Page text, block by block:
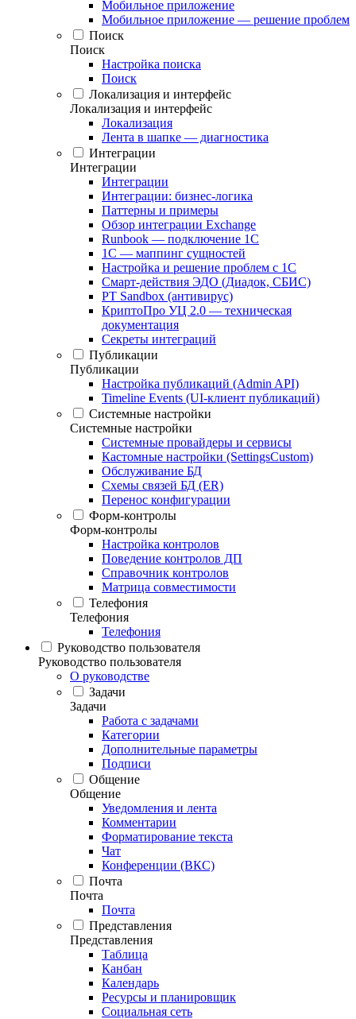
Мобильное приложение
Мобильное приложение — решение проблем
Поиск
Поиск
Настройка поиска
Поиск
Локализация и интерфейс
Локализация и интерфейс
Локализация
Лента в шапке — диагностика
Интеграции
Интеграции
Интеграции
Интеграции: бизнес-логика
Паттерны и примеры
Обзор интеграции Exchange
Runbook — подключение 1С
1С — маппинг сущностей
Настройка и решение проблем с 1С
Смарт-действия ЭДО (Диадок, СБИС)
PT Sandbox (антивирус)
КриптоПро УЦ 2.0 — техническая
документация
Секреты интеграций
Публикации
Публикации
Настройка публикаций (Admin API)
Timeline Events (UI-клиент публикаций)
Системные настройки
Системные настройки
Системные провайдеры и сервисы
Кастомные настройки (SettingsCustom)
Обслуживание БД
Схемы связей БД (ER)
Перенос конфигурации
Форм-контролы
Форм-контролы
Настройка контролов
Поведение контролов ДП
Справочник контролов
Матрица совместимости
Телефония
Телефония
Телефония
Руководство пользователя
Руководство пользователя
О руководстве
Задачи
Задачи
Работа с задачами
Категории
Дополнительные параметры
Подписи
Общение
Общение
Уведомления и лента
Комментарии
Форматирование текста
Чат
Конференции (ВКС)
Почта
Почта
Почта
Представления
Представления
Таблица
Канбан
Календарь
Ресурсы и планировщик
Социальная сеть